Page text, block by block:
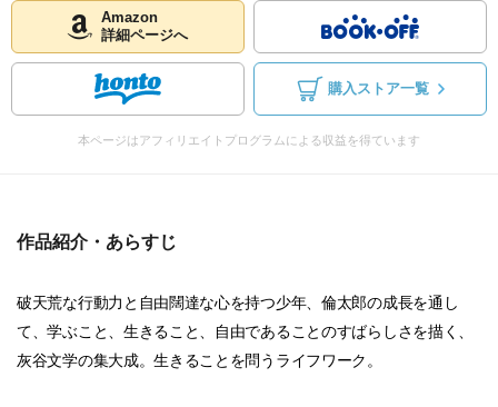
Amazon
詳細ページへ
購入ストア一覧
本ページはアフィリエイトプログラムによる収益を得ています
作品紹介・あらすじ
破天荒な行動力と自由闊達な心を持つ少年、倫太郎の成長を通し
て、学ぶこと、生きること、自由であることのすばらしさを描く、
灰谷文学の集大成。生きることを問うライフワーク。